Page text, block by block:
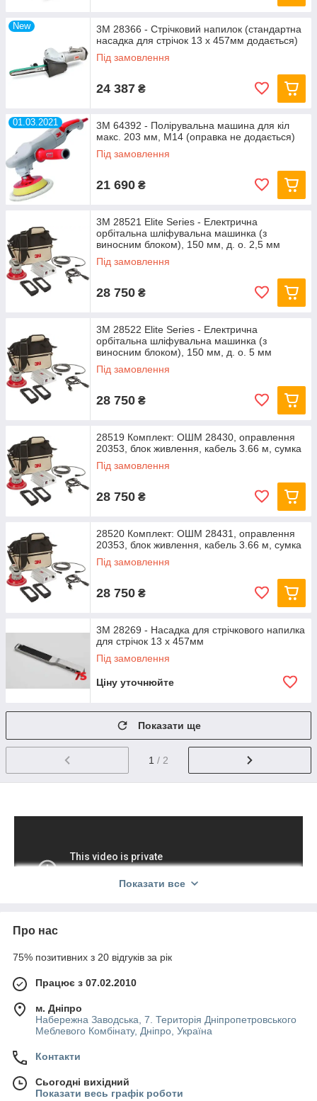
New
3M 28366 - Стрічковий напилок (стандартна
насадка для стрічок 13 х 457мм додається)
Під замовлення
24 387 ₴
01.03.2021
3M 64392 - Полірувальна машина для кіл
макс. 203 мм, М14 (оправка не додається)
Під замовлення
21 690 ₴
3M 28521 Elite Series - Електрична
орбітальна шліфувальна машинка (з
виносним блоком), 150 мм, д. о. 2,5 мм
Під замовлення
28 750 ₴
3M 28522 Elite Series - Електрична
орбітальна шліфувальна машинка (з
виносним блоком), 150 мм, д. о. 5 мм
Під замовлення
28 750 ₴
28519 Комплект: ОШМ 28430, оправлення
20353, блок живлення, кабель 3.66 м, сумка
Під замовлення
28 750 ₴
28520 Комплект: ОШМ 28431, оправлення
20353, блок живлення, кабель 3.66 м, сумка
Під замовлення
28 750 ₴
3M 28269 - Насадка для стрічкового напилка
для стрічок 13 х 457мм
Під замовлення
Ціну уточнюйте
Показати ще
1 / 2
Показати все
Про нас
75% позитивних з 20 відгуків за рік
Працює з 07.02.2010
м. Дніпро
Набережна Заводська, 7. Територія Дніпропетровського
Меблевого Комбінату, Дніпро, Україна
Контакти
Сьогодні вихідний
Показати весь графік роботи